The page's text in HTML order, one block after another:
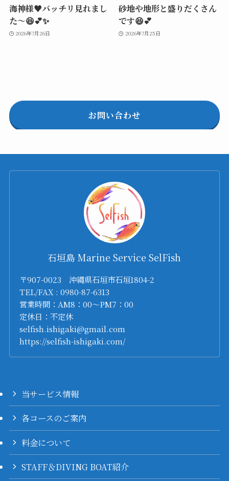
海神様♥️バッチリ見れまし
た～😆💕✨
2026年7月26日
砂地や地形と盛りだくさん
です😆💕
2026年7月25日
お問い合わせ
石垣島 Marine Service SelFish
〒907-0023 沖縄県石垣市石垣1804-2
TEL/FAX : 0980-87-6313
営業時間：AM8：00～PM7：00
定休日：不定休
selfish.ishigaki@gmail.com
https://selfish-ishigaki.com/
当サービス情報
各コースのご案内
料金について
STAFF＆DIVING BOAT紹介